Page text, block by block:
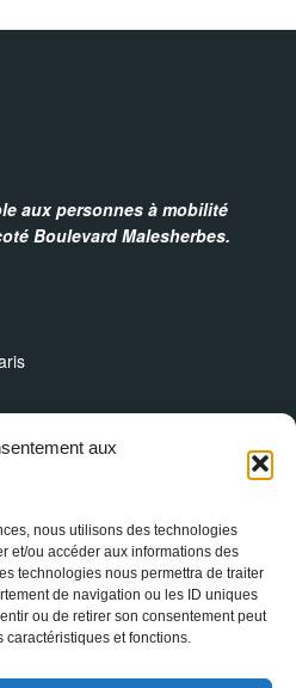
aux
nous utilisons des technologies
et/ou accéder aux informations des
technologies nous permettra de traiter
de navigation ou les ID uniques
ou de retirer son consentement peut
caractéristiques et fonctions.
aux personnes à mobilité
Boulevard Malesherbes.
- 19h00
et18h